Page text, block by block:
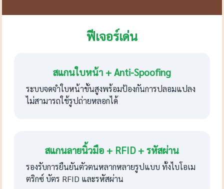
ฟีเจอร์เด่น
สแกนใบหน้า + Anti-Spoofing
ระบบจดจำใบหน้าขั้นสูงพร้อมป้องกันการปลอมแปลง
ไม่สามารถใช้รูปถ่ายหลอกได้
สแกนลายนิ้วมือ + RFID + รหัสผ่าน
รองรับการยืนยันตัวตนหลากหลายรูปแบบ ทั้งไบโอเม
ตริกซ์ บัตร RFID และรหัสผ่าน